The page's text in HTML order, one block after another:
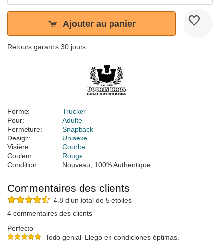
Ajouter au panier
Retours garantis 30 jours
Forme:
Trucker
Pour:
Adulte
Fermeture:
Snapback
Design:
Unisexe
Visière:
Courbe
Couleur:
Rouge
Condition:
Nouveau; 100% Authentique
Commentaires des clients
4.8 d'un total de 5 étoiles
4 commentaires des clients
Perfecto
Todo genial. Llego en condiciones óptimas.